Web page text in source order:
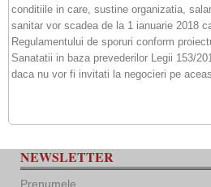
conditiile in care, sustine organizatia,
sanitar vor scadea de la 1 ianuarie 2018
Regulamentului de sporuri conform
Sanatatii in baza prevederilor Legii 153/
daca nu vor fi invitati la negocieri pe
NEWSLETTER
Prenumele